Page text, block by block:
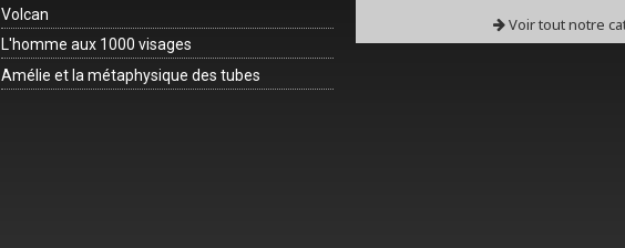
Volcan
L'homme aux 1000 visages
Amélie et la métaphysique des tubes
Voir tout notre